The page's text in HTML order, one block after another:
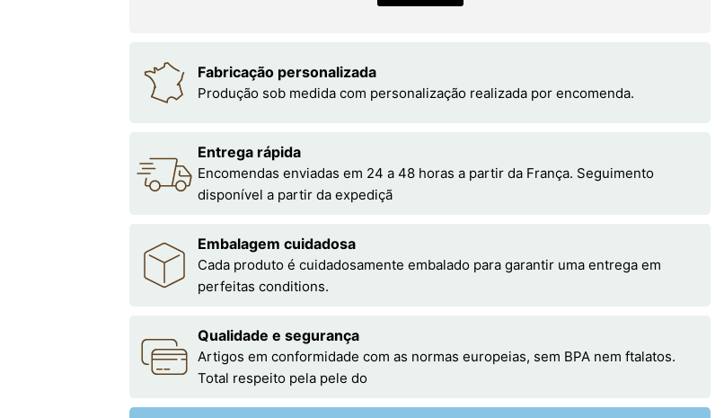
Fabricação personalizada
Produção sob medida com personalização realizada por encomenda.
Entrega rápida
Encomendas enviadas em 24 a 48 horas a partir da França. Seguimento
disponível a partir da expediçã
Embalagem cuidadosa
Cada produto é cuidadosamente embalado para garantir uma entrega em
perfeitas conditions.
Qualidade e segurança
Artigos em conformidade com as normas europeias, sem BPA nem ftalatos.
Total respeito pela pele do